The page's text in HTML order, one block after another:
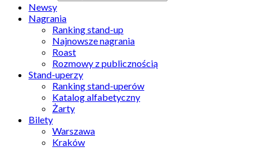
Newsy
Nagrania
Ranking stand-up
Najnowsze nagrania
Roast
Rozmowy z publicznością
Stand-uperzy
Ranking stand-uperów
Katalog alfabetyczny
Żarty
Bilety
Warszawa
Kraków